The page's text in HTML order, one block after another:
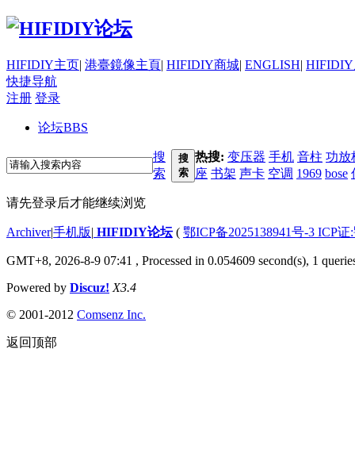
HIFIDIY主页| 港臺鏡像主頁| HIFIDIY商城| ENGLISH|
快捷导航
注册 登录
论坛BBS
搜
索
搜
索
热搜: 变压器 手机 音柱 功放
座 书架 声卡 空调 1969 bose
请先登录后才能继续浏览
Archiver|手机版| HIFIDIY论坛( 鄂ICP备2025138941号-3 ICP
GMT+8, 2026-8-9 07:41 , Processed in 0.054609 second(s), 1
Powered by Discuz! X3.4
© 2001-2012 Comsenz Inc.
返回顶部